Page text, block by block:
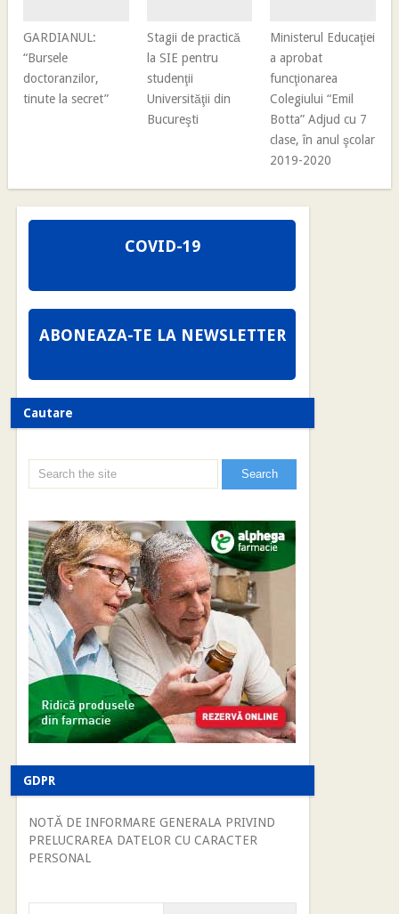
GARDIANUL:
“Bursele
doctoranzilor,
tinute la secret”
Stagii de practică
la SIE pentru
studenţii
Universităţii din
Bucureşti
Ministerul Educaţiei
a aprobat
funcţionarea
Colegiului “Emil
Botta” Adjud cu 7
clase, în anul şcolar
2019-2020
COVID-19
ABONEAZA-TE LA NEWSLETTER
Cautare
GDPR
NOTĂ DE INFORMARE GENERALA PRIVIND
PRELUCRAREA DATELOR CU CARACTER
PERSONAL